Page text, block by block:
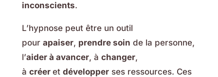
inconscients.
L’hypnose peut être un outil
pour apaiser, prendre soin de la personne,
l’aider à avancer, à changer,
à créer et développerses ressources. Ces